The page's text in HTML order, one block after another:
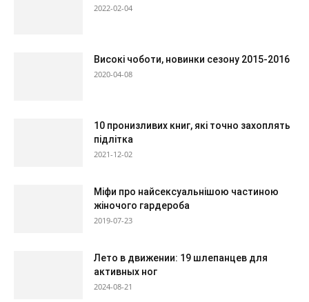
2022-02-04
Високі чоботи, новинки сезону 2015-2016
2020-04-08
10 пронизливих книг, які точно захоплять
підлітка
2021-12-02
Міфи про найсексуальнішою частиною
жіночого гардероба
2019-07-23
Лето в движении: 19 шлепанцев для
активных ног
2024-08-21